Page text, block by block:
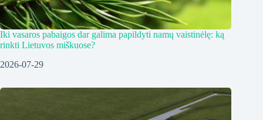
Iki vasaros pabaigos dar galima papildyti namų vaistinėlę: ką
rinkti Lietuvos miškuose?
2026-07-29